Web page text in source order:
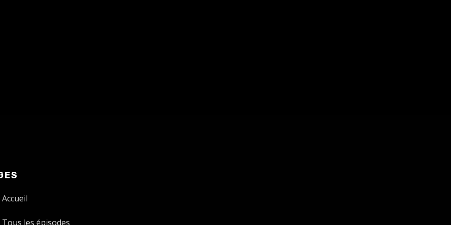
Accueil
Tous les épisodes